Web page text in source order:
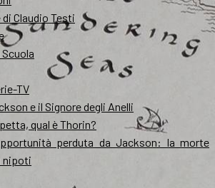
Claudio Testi
TV
e il Signore degli Anelli
qual è Thorin?
perduta da Jackson: la morte
nipoti